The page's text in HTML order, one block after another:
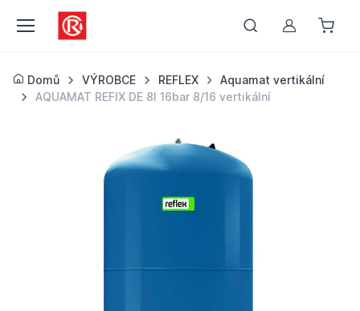
Můj účet
Domů VÝROBCE REFLEX
Aquamat vertikální
AQUAMAT REFIX DE 8l 16bar 8/16 vertikální